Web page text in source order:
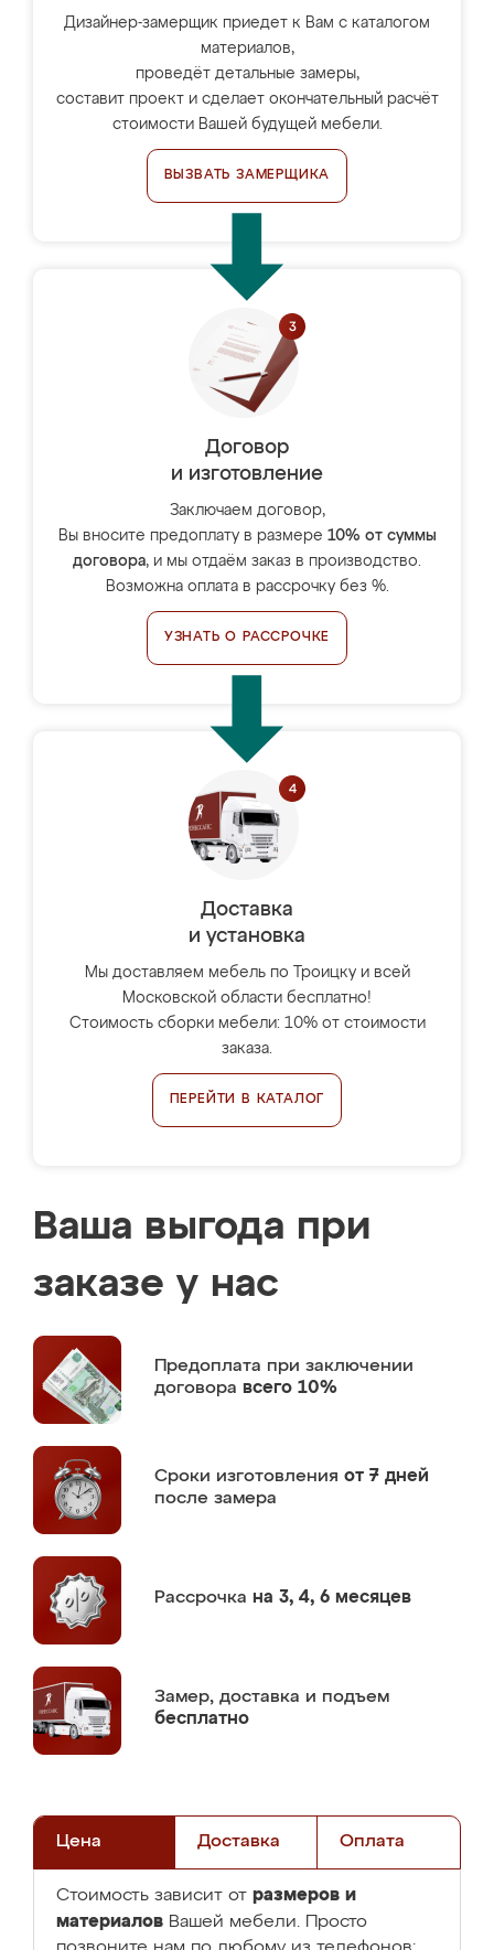
Дизайнер-замерщик приедет к Вам с каталогом
материалов,
проведёт детальные замеры,
составит проект и сделает окончательный расчёт
стоимости Вашей будущей мебели.
ВЫЗВАТЬ ЗАМЕРЩИКА
Договор
и изготовление
Заключаем договор,
Вы вносите предоплату в размере 10% от суммы
договора, и мы отдаём заказ в производство.
Возможна оплата в рассрочку без %.
УЗНАТЬ О РАССРОЧКЕ
Доставка
и установка
Мы доставляем мебель по Троицку и всей
Московской области бесплатно!
Стоимость сборки мебели: 10% от стоимости
заказа.
ПЕРЕЙТИ В КАТАЛОГ
Ваша выгода при
заказе у нас
Предоплата при заключении
договора всего 10%
Сроки изготовления от 7 дней
после замера
Рассрочка на 3, 4, 6 месяцев
Замер, доставка и подъем
бесплатно
Цена Доставка Оплата
Стоимость зависит от размеров и
материалов Вашей мебели. Просто